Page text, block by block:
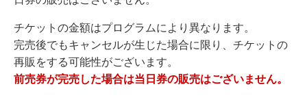
チケットの金額はプログラムにより異なります。
完売後でもキャンセルが生じた場合に限り、チケットの
再販をする可能性がございます。
前売券が完売した場合は当日券の販売はございません。